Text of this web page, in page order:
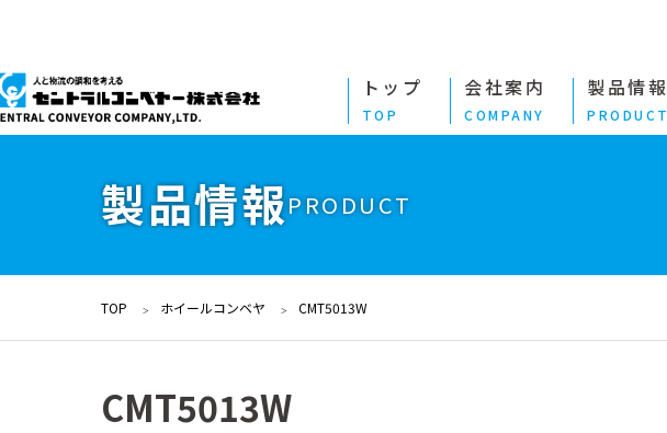
トップ
TOP
会社案内
COMPANY
製品情報
PRODUCT
製品情報PRODUCT
TOP ホイールコンベヤ CMT5013W
CMT5013W